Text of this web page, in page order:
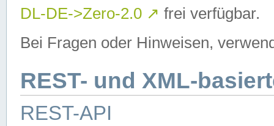
DL-DE->Zero-2.0 ↗ frei verfügbar.
Bei Fragen oder Hinweisen,
REST- und XML-
REST-API